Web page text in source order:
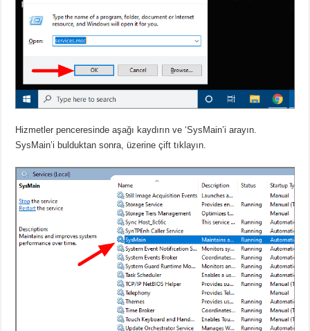
Hizmetler penceresinde aşağı kaydırın ve ‘SysMain’i arayın.
SysMain’i bulduktan sonra, üzerine çift tıklayın.